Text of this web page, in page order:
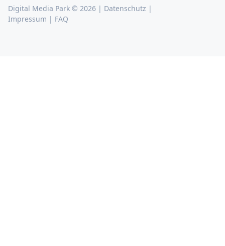
Digital Media Park © 2026 | Datenschutz |
Impressum | FAQ